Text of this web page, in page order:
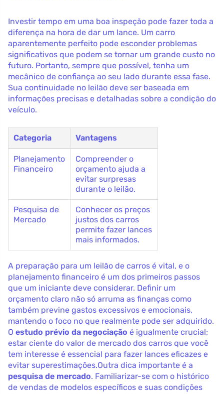
Investir tempo em uma boa inspeção pode fazer toda a
diferença na hora de dar um lance. Um carro
aparentemente perfeito pode esconder problemas
significativos que podem se tornar um grande custo no
futuro. Portanto, sempre que possível, tenha um
mecânico de confiança ao seu lado durante essa fase.
Sua continuidade no leilão deve ser baseada em
informações precisas e detalhadas sobre a condição do
veículo.
Categoria Vantagens
Planejamento
Financeiro
Compreender o
orçamento ajuda a
evitar surpresas
durante o leilão.
Pesquisa de
Mercado
Conhecer os preços
justos dos carros
permite fazer lances
mais informados.
A preparação para um leilão de carros é vital, e o
planejamento financeiro é um dos primeiros passos
que um iniciante deve considerar. Definir um
orçamento claro não só arruma as finanças como
também previne gastos excessivos e emocionais,
mantendo o foco no que realmente pode ser adquirido.
O estudo prévio da negociação é igualmente crucial;
estar ciente do valor de mercado dos carros que você
tem interesse é essencial para fazer lances eficazes e
evitar superestimações.Outra dica importante é a
pesquisa de mercado. Familiarizar-se com o histórico
de vendas de modelos específicos e suas condições